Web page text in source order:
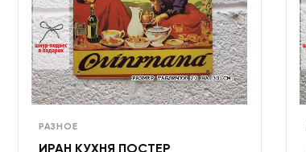
РАЗНОЕ
ИРАН КУХНЯ ПОСТЕР